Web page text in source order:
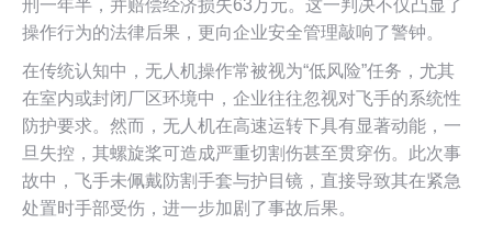
刑一年半，并赔偿经济损失63万元。这一判决不仅凸显了
操作行为的法律后果，更向企业安全管理敲响了警钟。
在传统认知中，无人机操作常被视为“低风险”任务，尤其
在室内或封闭厂区环境中，企业往往忽视对飞手的系统性
防护要求。然而，无人机在高速运转下具有显著动能，一
旦失控，其螺旋桨可造成严重切割伤甚至贯穿伤。此次事
故中，飞手未佩戴防割手套与护目镜，直接导致其在紧急
处置时手部受伤，进一步加剧了事故后果。